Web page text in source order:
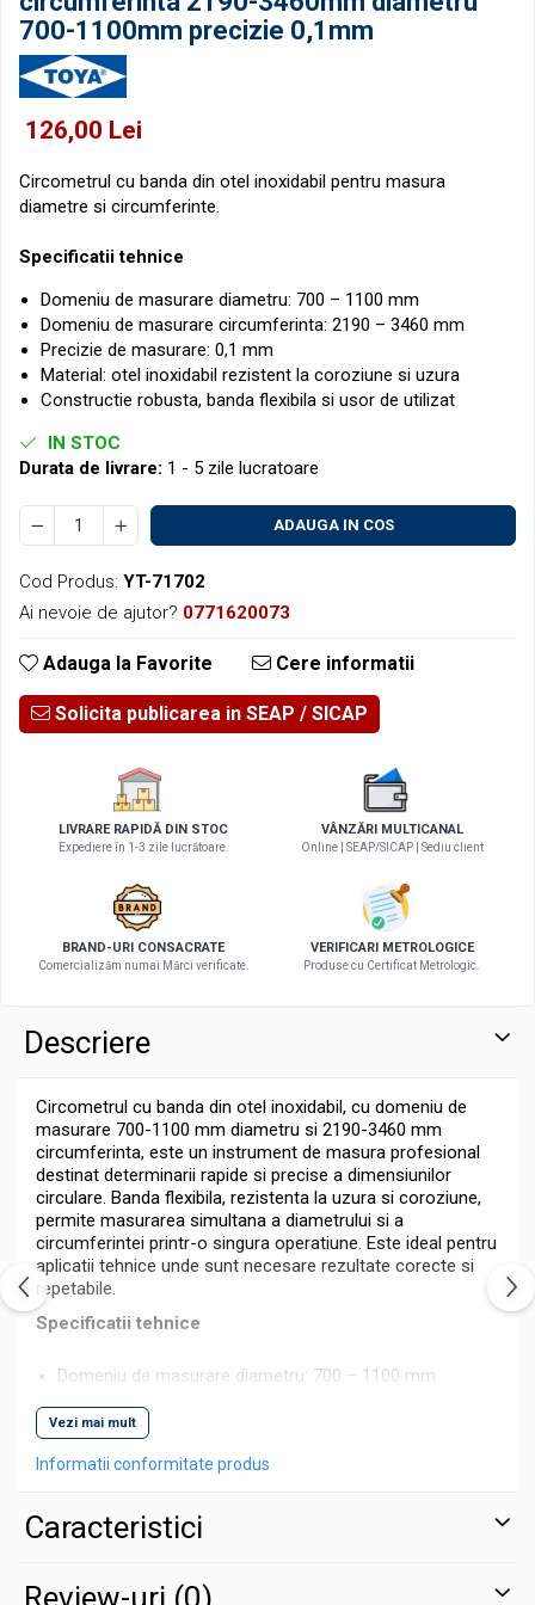
Micrometre speciale
Pasametre
Accesorii pentru ceasuri
comparatoare
700-1100mm precizie 0,1mm
126,00 Lei
Circometrul cu banda din otel inoxidabil pentru masura
diametre si circumferinte.
Specificatii tehnice
Domeniu de masurare diametru: 700 – 1100 mm
Domeniu de masurare circumferinta: 2190 – 3460 mm
Precizie de masurare: 0,1 mm
Material: otel inoxidabil rezistent la coroziune si uzura
Constructie robusta, banda flexibila si usor de utilizat
IN STOC
Durata de livrare: 1 - 5 zile lucratoare
ADAUGA IN COS
Cod Produs: YT-71702
Ai nevoie de ajutor? 0771620073
Adauga la Favorite Cere informatii
Solicita publicarea in SEAP
LIVRARE RAPIDĂ DIN STOC
Expediere în 1-3 zile lucrătoare.
VÂNZĂRI MULTICANAL
Online | SEAP/SICAP | Sediu client
BRAND-URI CONSACRATE
Comercializăm numai Mărci verificate.
VERIFICARI METROLOGICE
Produse cu Certificat Metrologic.
Descriere
Circometrul cu banda din otel inoxidabil, cu domeniu de
masurare 700-1100 mm diametru si 2190-3460 mm
circumferinta, este un instrument de masura profesional
destinat determinarii rapide si precise a dimensiunilor
circulare. Banda flexibila, rezistenta la uzura si coroziune,
permite masurarea simultana a diametrului si a
circumferintei printr-o singura operatiune. Este ideal pentru
aplicatii tehnice unde sunt necesare rezultate corecte si
repetabile.
Specificatii tehnice
Domeniu de masurare diametru: 700 – 1100 mm
Domeniu de masurare circumferinta: 2190 –
3460 mm
Precizie de masurare: 0,1 mm
uzura
Avantaje si functionalitati
Vezi mai mult
Informatii conformitate produs
Caracteristici
Review-uri (0)